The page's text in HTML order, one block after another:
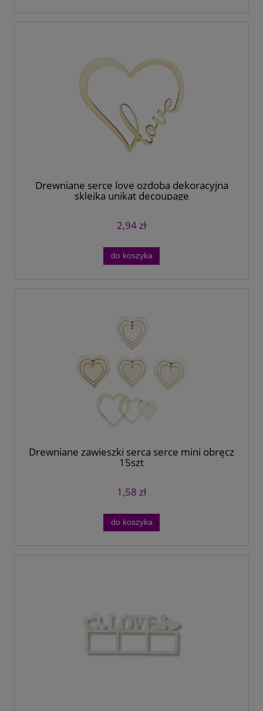
Drewniane serce love ozdoba dekoracyjna
sklejka unikat decoupage
2,94 zł
do koszyka
Drewniane zawieszki serca serce mini obręcz
15szt
1,58 zł
do koszyka